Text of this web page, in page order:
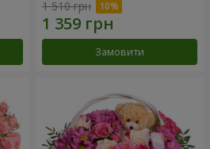
1 510 грн
Замовити